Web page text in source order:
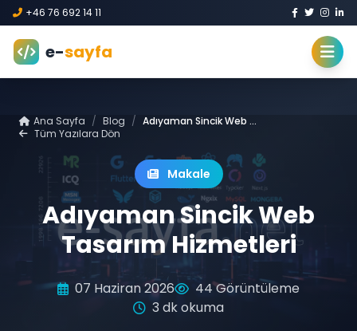
+46 76 692 14 11
e-sayfa
Ana Sayfa / Blog /
Adıyaman Sincik Web Tasarım Hizmetleri
Tüm Yazılara Dön
Makale
Adıyaman Sincik Web
Tasarım Hizmetleri
07 Haziran 2026
44 Görüntüleme
3 dk okuma